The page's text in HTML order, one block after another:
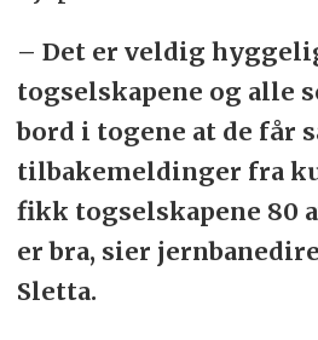
– Det er veldig
togselskapene og alle
bord i togene at de får
tilbakemeldinger fra
fikk togselskapene 80
er bra, sier
Sletta.